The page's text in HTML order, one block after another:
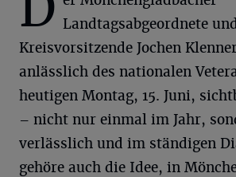
Landtagsabgeordnete
Kreisvorsitzende Jochen
anlässlich des nationalen
heutigen Montag, 15. Juni,
– nicht nur einmal im Jahr,
verlässlich und im ständigen
gehöre auch die Idee, in